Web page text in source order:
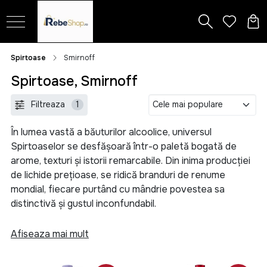
Spirtoase Smirnoff
Spirtoase, Smirnoff
Filtreaza 1
În lumea vastă a băuturilor alcoolice, universul
Spirtoaselor se desfășoară într-o paletă bogată de
arome, texturi și istorii remarcabile. Din inima producției
de lichide prețioase, se ridică branduri de renume
mondial, fiecare purtând cu mândrie povestea sa
distinctivă și gustul inconfundabil.
În categoria nobilă a cognacului, nume ca Martell, Remy
Martin și Hennessy, Cricova, Alexandrion, Bardar își
Afiseaza mai mult